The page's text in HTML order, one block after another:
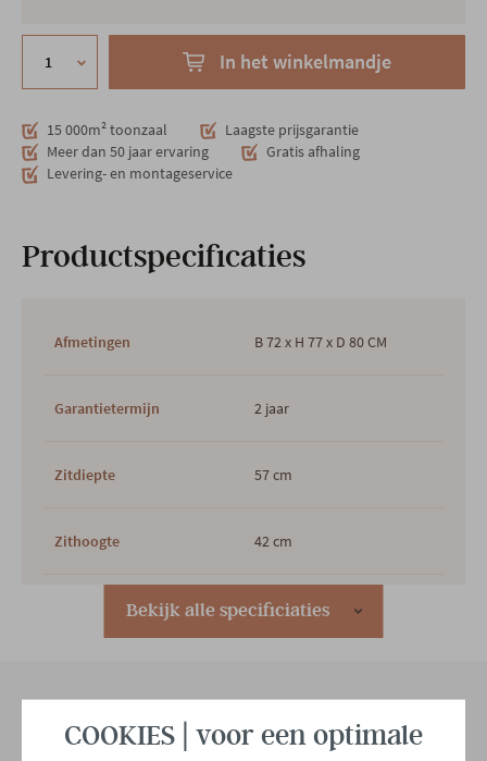
In het winkelmandje
15 000m² toonzaal
Laagste prijsgarantie
Meer dan 50 jaar ervaring
Gratis afhaling
Levering- en montageservice
Productspecificaties
Bekijk alle specificiaties
Afmetingen B 72 x H 77 x D 80 CM
Garantietermijn 2 jaar
Zitdiepte 57 cm
Zithoogte 42 cm
Hoofdkleur Ecru
Materiaal rug Stof
Onze winkel
COOKIES | voor een optimale